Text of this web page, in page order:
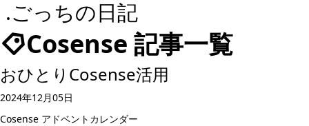
.ごっちの日記
Cosense 記事一覧
おひとりCosense活用
2024年12月05日
Cosense アドベントカレンダー